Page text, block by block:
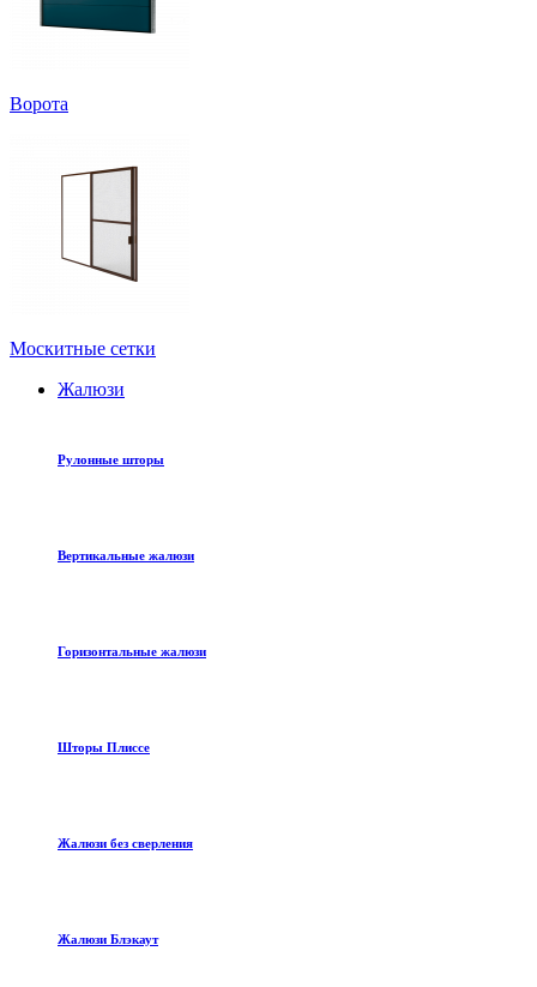
Ворота
Москитные сетки
Жалюзи
Рулонные шторы
Вертикальные жалюзи
Горизонтальные жалюзи
Шторы Плиссе
Жалюзи без сверления
Жалюзи Блэкаут